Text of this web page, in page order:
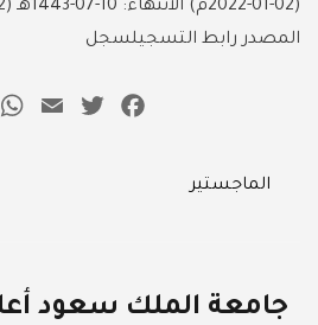
المصدر رابط التسجيلسجل
Facebook
Twitter
Email
Categories
الماجستير
جامعة الملك سعود